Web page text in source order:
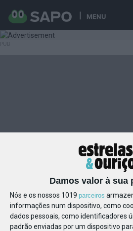
MENU
Damos valor à sua
Nós e os nossos 1019 parceiros
informações num dispositivo, como
dados pessoais, como identificadores
padrão enviadas por um dispositivo